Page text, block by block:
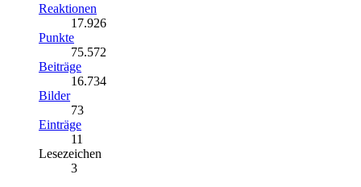
Reaktionen
17.926
Punkte
75.572
Beiträge
16.734
Bilder
73
Einträge
11
Lesezeichen
3